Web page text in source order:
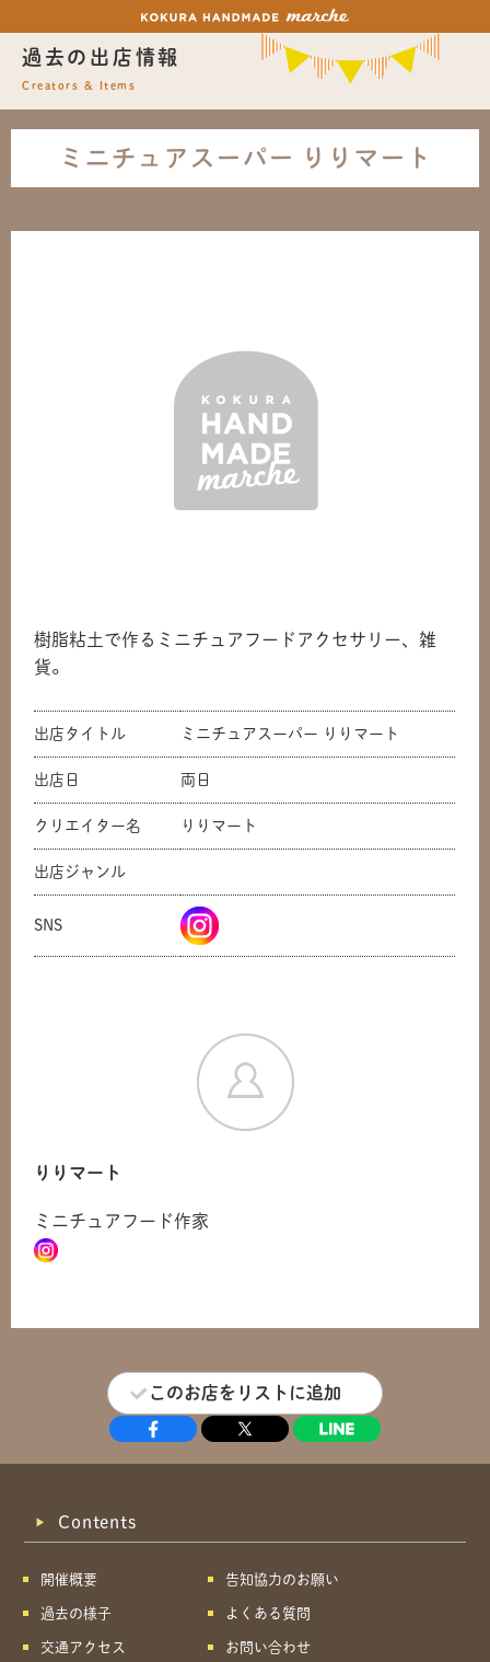
過去の出店情報
Creators & Items
ミニチュアスーパー りりマート
樹脂粘土で作るミニチュアフードアクセサリー、雑
貨。
出店タイトル ミニチュアスーパー りりマート
出店日 両日
クリエイター名 りりマート
出店ジャンル
SNS
りりマート
ミニチュアフード作家
このお店をリストに追加
Contents
開催概要
過去の様子
交通アクセス
告知協力のお願い
よくある質問
お問い合わせ